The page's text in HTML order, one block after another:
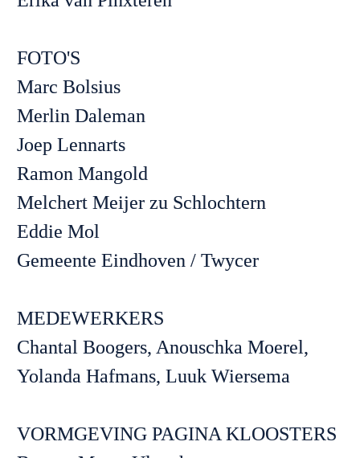
FOTO'S
Marc Bolsius
Merlin Daleman
Joep Lennarts
Ramon Mangold
Melchert Meijer zu Schlochtern
Eddie Mol
Gemeente Eindhoven / Twycer
MEDEWERKERS
Chantal Boogers, Anouschka Moerel,
Yolanda Hafmans, Luuk Wiersema
VORMGEVING PAGINA KLOOSTERS